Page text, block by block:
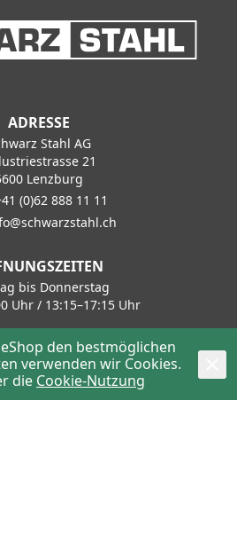
ADRESSE
Stahl AG
21
Lenzburg
(0)62 888 11 11
bis Donnerstag
Uhr / 13:15–17:15 Uhr
Freitag
Uhr / 13:15–16:00 Uhr
KONTAKT
den bestmöglichen
verwenden wir Cookies.
die Cookie-Nutzung